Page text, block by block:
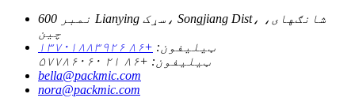
نمبر 600 Lianying سړک، Songjiang Dist، شانګهای،
چین
ټیلیفون: +۸۶ ۱۳۷۰۱۸۸۳۹۲۶
ټیلیفون: +۸۶ ۲۱ ۵۷۷۸۶۰۶۰
bella@packmic.com
nora@packmic.com